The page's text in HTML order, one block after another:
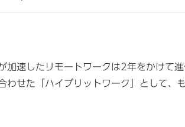
加速したリモートワークは2年をかけて
わせた「ハイブリットワーク」として、